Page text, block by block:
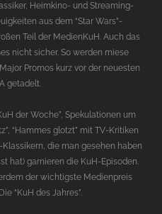
Heimkino- und Streaming-
aus dem “Star Wars”-
Teil der MedienKuH. Auch das
nicht sicher. So werden miese
Promos kurz vor der neuesten
getadelt.
der Woche”, Spekulationen um
“Hammes glotzt” mit TV-Kritiken
die man gesehen haben
hat) garnieren die KuH-Episoden.
der wichtigste Medienpreis
“KuH des Jahres”.